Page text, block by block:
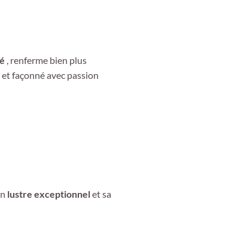
, renferme bien plus
et façonné avec passion
lustre exceptionnelet sa